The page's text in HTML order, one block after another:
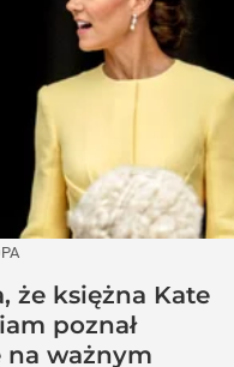
że księżna Kate
poznał
na ważnym